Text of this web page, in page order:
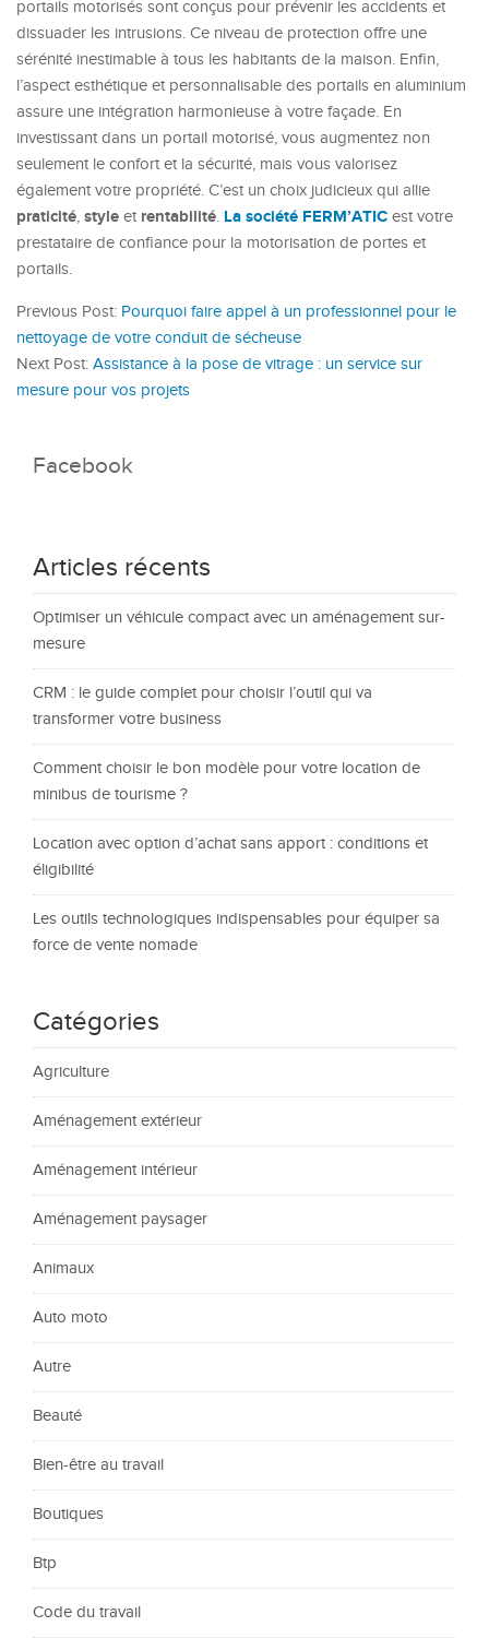
portails motorisés sont conçus pour prévenir les accidents et
dissuader les intrusions. Ce niveau de protection offre une
sérénité inestimable à tous les habitants de la maison. Enfin,
l’aspect esthétique et personnalisable des portails en aluminium
assure une intégration harmonieuse à votre façade. En
investissant dans un portail motorisé, vous augmentez non
seulement le confort et la sécurité, mais vous valorisez
également votre propriété. C’est un choix judicieux qui allie
praticité, style et rentabilité. La société FERM’ATIC est votre
prestataire de confiance pour la motorisation de portes et
portails.
Previous Post: Pourquoi faire appel à un professionnel pour le
nettoyage de votre conduit de sécheuse
Next Post: Assistance à la pose de vitrage : un service sur
mesure pour vos projets
Facebook
Articles récents
Optimiser un véhicule compact avec un aménagement sur-
mesure
CRM : le guide complet pour choisir l’outil qui va
transformer votre business
Comment choisir le bon modèle pour votre location de
minibus de tourisme ?
Location avec option d’achat sans apport : conditions et
éligibilité
Les outils technologiques indispensables pour équiper sa
force de vente nomade
Catégories
Agriculture
Aménagement extérieur
Aménagement intérieur
Aménagement paysager
Animaux
Auto moto
Autre
Beauté
Bien-être au travail
Boutiques
Btp
Code du travail